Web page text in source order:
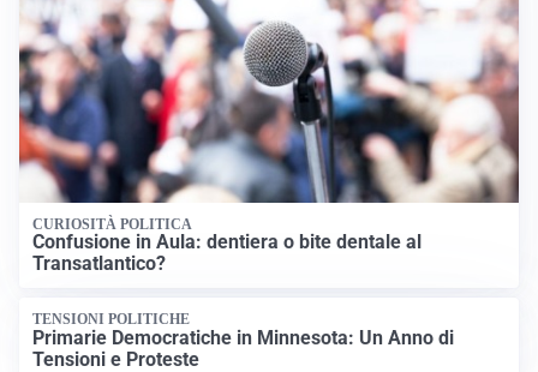
CURIOSITÀ POLITICA
Confusione in Aula: dentiera o bite dentale al
Transatlantico?
TENSIONI POLITICHE
Primarie Democratiche in Minnesota: Un Anno di
Tensioni e Proteste